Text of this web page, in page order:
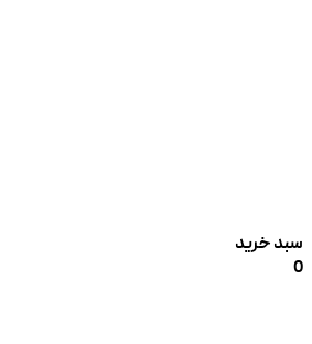
سبد خرید
0